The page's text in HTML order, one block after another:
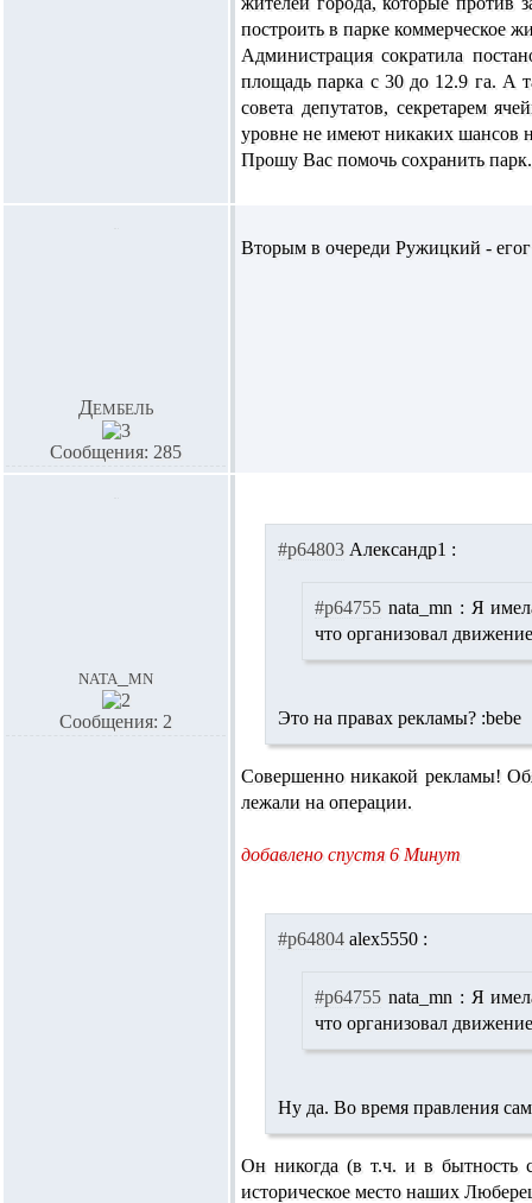
построить в парке коммерческое
Администрация сократила
площадь парка с 30 до 12.9 га. А
совета депутатов, секретарем
уровне не имеют никаких шансов
Прошу Вас помочь сохранить парк.
Дембель
Сообщения: 285
Вторым в очереди Ружицкий -
nata_mn
Сообщения: 2
#p64803 Александр1 :
#p64755 nata_mn : Я
что организовал
Это на правах рекламы? :bebe
Совершенно никакой рекламы!
лежали на операции.
добавлено спустя 6 Минут
#p64804 alex5550 :
#p64755 nata_mn : Я
что организовал
Ну да. Во время правления
Он никогда (в т.ч. и в бытность
историческое место наших